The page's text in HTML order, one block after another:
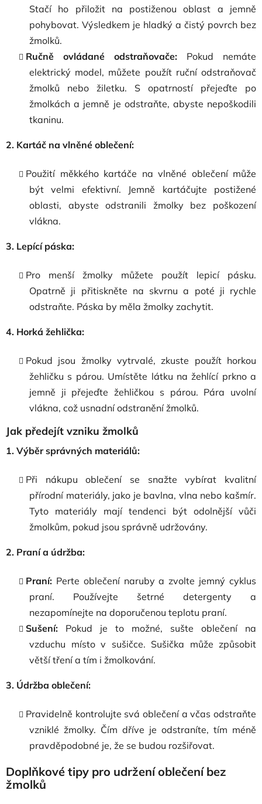
Stačí ho přiložit na postiženou oblast a jemně
pohybovat. Výsledkem je hladký a čistý povrch bez
žmolků.
Ručně ovládané odstraňovače: Pokud nemáte
elektrický model, můžete použít ruční odstraňovač
žmolků nebo žiletku. S opatrností přejeďte po
žmolkách a jemně je odstraňte, abyste nepoškodili
tkaninu.
2. Kartáč na vlněné oblečení:
Použití měkkého kartáče na vlněné oblečení může
být velmi efektivní. Jemně kartáčujte postižené
oblasti, abyste odstranili žmolky bez poškození
vlákna.
3. Lepící páska:
Pro menší žmolky můžete použít lepicí pásku.
Opatrně ji přitiskněte na skvrnu a poté ji rychle
odstraňte. Páska by měla žmolky zachytit.
4. Horká žehlička:
Pokud jsou žmolky vytrvalé, zkuste použít horkou
žehličku s párou. Umístěte látku na žehlící prkno a
jemně ji přejeďte žehličkou s párou. Pára uvolní
vlákna, což usnadní odstranění žmolků.
Jak předejít vzniku žmolků
1. Výběr správných materiálů:
Při nákupu oblečení se snažte vybírat kvalitní
přírodní materiály, jako je bavlna, vlna nebo kašmír.
Tyto materiály mají tendenci být odolnější vůči
žmolkům, pokud jsou správně udržovány.
2. Praní a údržba:
Praní: Perte oblečení naruby a zvolte jemný cyklus
praní. Používejte šetrné detergenty a
nezapomínejte na doporučenou teplotu praní.
Sušení: Pokud je to možné, sušte oblečení na
vzduchu místo v sušičce. Sušička může způsobit
větší tření a tím i žmolkování.
3. Údržba oblečení:
Pravidelně kontrolujte svá oblečení a včas odstraňte
vzniklé žmolky. Čím dříve je odstraníte, tím méně
pravděpodobné je, že se budou rozšiřovat.
Doplňkové tipy pro udržení oblečení bez
žmolků